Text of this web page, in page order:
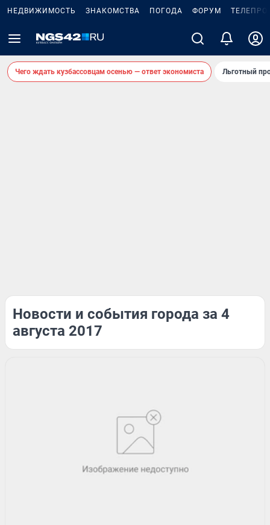
НЕДВИЖИМОСТЬ ЗНАКОМСТВА ПОГОДА ФОРУМ
Чего ждать кузбассовцам осенью — ответ экономиста Льготный
Новости и события города за 4
августа 2017